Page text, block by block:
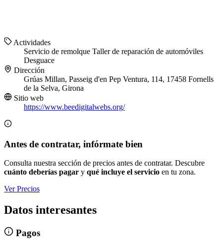
Actividades
Servicio de remolque Taller de reparación de automóviles
Desguace
Dirección
Grúas Millan, Passeig d'en Pep Ventura, 114, 17458 Fornells
de la Selva, Girona
Sitio web
https://www.beedigitalwebs.org/
Antes de contratar, infórmate bien
Consulta nuestra sección de precios antes de contratar. Descubre
cuánto deberías pagar y qué incluye el servicio en tu zona.
Ver Precios
Datos interesantes
Pagos